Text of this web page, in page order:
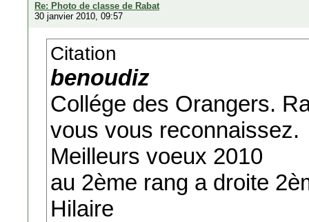
Re: Photo de classe de Rabat
30 janvier 2010, 09:57
Citation
benoudiz
Collége des Orangers.
vous vous reconnaissez.
Meilleurs voeux 2010
au 2ème rang a droite
Hilaire